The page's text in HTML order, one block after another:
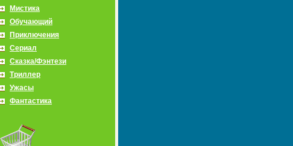
Мистика
Обучающий
Приключения
Сериал
Сказка/Фэнтези
Триллер
Ужасы
Фантастика